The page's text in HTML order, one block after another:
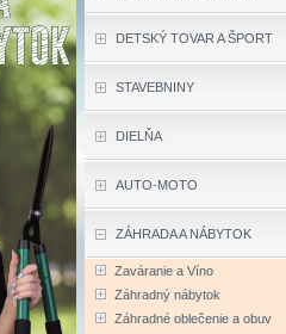
DETSKÝ TOVAR A ŠPORT
STAVEBNINY
DIELŇA
AUTO-MOTO
ZÁHRADA A NÁBYTOK
Zaváranie a Víno
Záhradný nábytok
Záhradné oblečenie a obuv